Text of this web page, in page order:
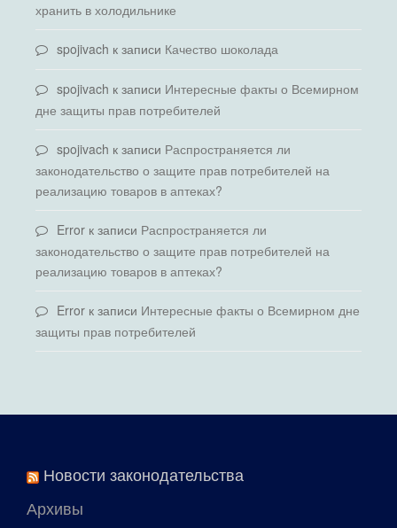
хранить в холодильнике
spojivach к записи Качество шоколада
spojivach к записи Интересные факты о Всемирном
дне защиты прав потребителей
spojivach к записи Распространяется ли
законодательство о защите прав потребителей на
реализацию товаров в аптеках?
Error к записи Распространяется ли
законодательство о защите прав потребителей на
реализацию товаров в аптеках?
Error к записи Интересные факты о Всемирном дне
защиты прав потребителей
Новости законодательства
Архивы